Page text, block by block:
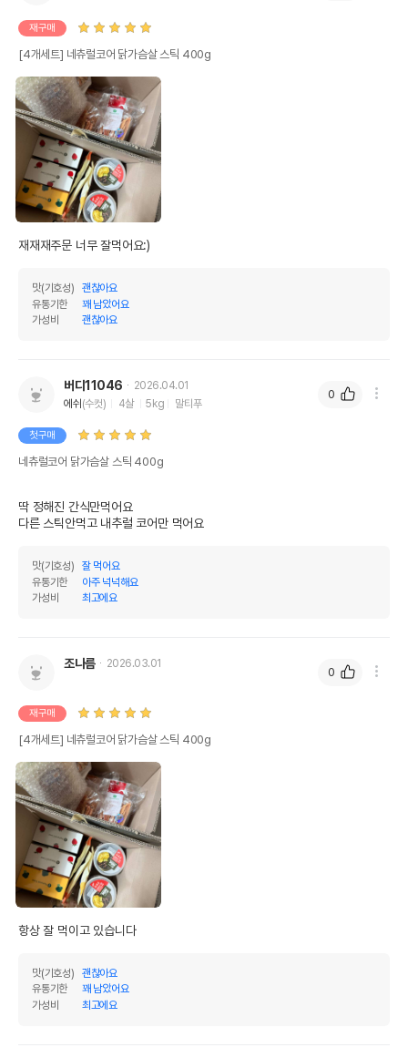
재구매
[4개세트] 네츄럴코어 닭가슴살 스틱 400g
재재재주문 너무 잘먹어요:)
맛(기호성)
괜찮아요
유통기한
꽤 남았어요
가성비
괜찮아요
버디11046
2026.04.01
에쉬(수컷) 4살 5kg 말티푸
첫구매
네츄럴코어 닭가슴살 스틱 400g
딱 정해진 간식만먹어요
다른 스틱안먹고 내추럴 코어만 먹어요
맛(기호성)
잘 먹어요
유통기한
아주 넉넉해요
가성비
최고에요
0
조나름 2026.03.01
재구매
[4개세트] 네츄럴코어 닭가슴살 스틱 400g
항상 잘 먹이고 있습니다
맛(기호성)
괜찮아요
유통기한
꽤 남았어요
가성비
최고에요
0